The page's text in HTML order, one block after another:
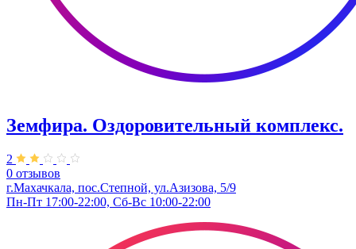
Земфира. ​Оздоровительный комплекс.
2
0 отзывов
г.Махачкала, пос.Степной, ул.Азизова, 5/9
Пн-Пт 17:00-22:00, Сб-Вс 10:00-22:00